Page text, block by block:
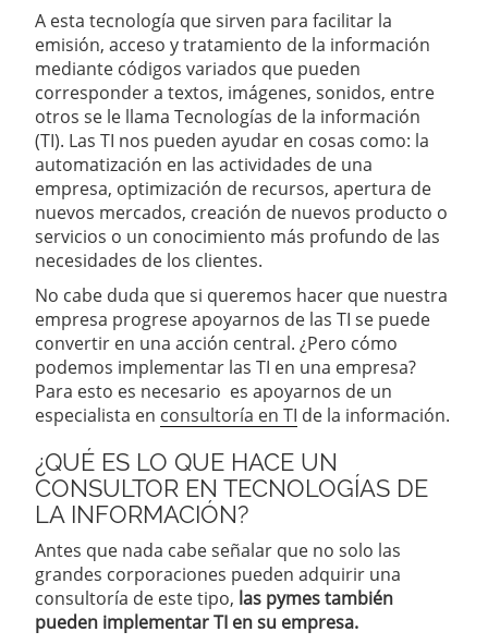
A esta tecnología que sirven para facilitar la
emisión, acceso y tratamiento de la información
mediante códigos variados que pueden
corresponder a textos, imágenes, sonidos, entre
otros se le llama Tecnologías de la información
(TI). Las TI nos pueden ayudar en cosas como: la
automatización en las actividades de una
empresa, optimización de recursos, apertura de
nuevos mercados, creación de nuevos producto o
servicios o un conocimiento más profundo de las
necesidades de los clientes.
No cabe duda que si queremos hacer que nuestra
empresa progrese apoyarnos de las TI se puede
convertir en una acción central. ¿Pero cómo
podemos implementar las TI en una empresa?
Para esto es necesario es apoyarnos de un
especialista en consultoría en TI de la información.
¿QUÉ ES LO QUE HACE UN
CONSULTOR EN TECNOLOGÍAS DE
LA INFORMACIÓN?
Antes que nada cabe señalar que no solo las
grandes corporaciones pueden adquirir una
consultoría de este tipo, las pymes también
pueden implementar TI en su empresa.